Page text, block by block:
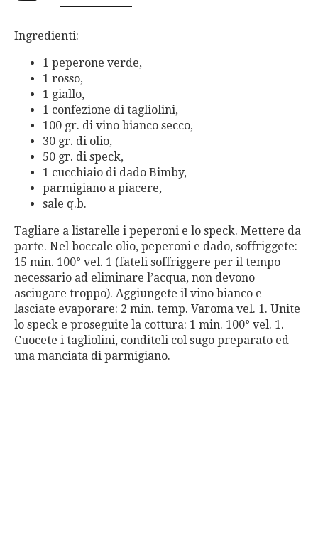
Ingredienti:
1 peperone verde,
1 rosso,
1 giallo,
1 confezione di tagliolini,
100 gr. di vino bianco secco,
30 gr. di olio,
50 gr. di speck,
1 cucchiaio di dado Bimby,
parmigiano a piacere,
sale q.b.
Tagliare a listarelle i peperoni e lo speck. Mettere da
parte. Nel boccale olio, peperoni e dado, soffriggete:
15 min. 100° vel. 1 (fateli soffriggere per il tempo
necessario ad eliminare l’acqua, non devono
asciugare troppo). Aggiungete il vino bianco e
lasciate evaporare: 2 min. temp. Varoma vel. 1. Unite
lo speck e proseguite la cottura: 1 min. 100° vel. 1.
Cuocete i tagliolini, conditeli col sugo preparato ed
una manciata di parmigiano.